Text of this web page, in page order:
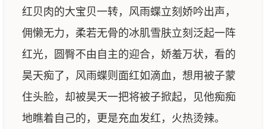
红贝肉的大宝贝一转，风雨蝶立刻娇吟出声，
佣懒无力，柔若无骨的冰肌雪肤立刻泛起一阵
红光，圆臀不由自主的迎合，娇羞万状，看的
昊天痴了，风雨蝶则面红如滴血，想用被子蒙
住头脸，却被昊天一把将被子掀起，见他痴痴
地瞧着自己的，更是充血发红，火热烫辣。